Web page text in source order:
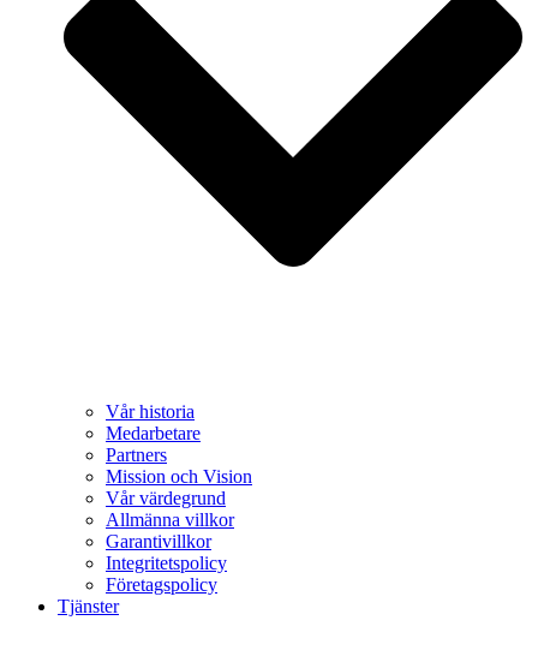
Vår historia
Medarbetare
Partners
Mission och Vision
Vår värdegrund
Allmänna villkor
Garantivillkor
Integritetspolicy
Företagspolicy
Tjänster